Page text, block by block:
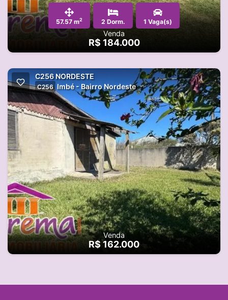
57.57 m2 2 Dorm. 1 Vaga(s)
Venda
R$ 184.000
C256 NORDESTE
C256 Imbé - Bairro Nordeste
Venda
R$ 162.000